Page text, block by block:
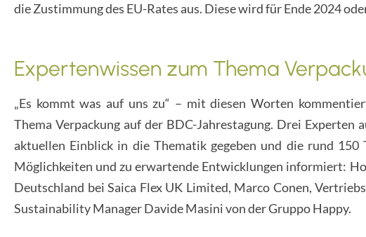
die Zustimmung des EU-Rates aus. Diese wird für Ende 2024
Expertenwissen zum Thema
„Es kommt was auf uns zu“ – mit diesen Worten
Thema Verpackung auf der BDC-Jahrestagung. Drei Experten
aktuellen Einblick in die Thematik gegeben und die rund 150
Möglichkeiten und zu erwartende Entwicklungen informiert:
Deutschland bei Saica Flex UK Limited, Marco Conen,
Sustainability Manager Davide Masini von der Gruppo Happy.